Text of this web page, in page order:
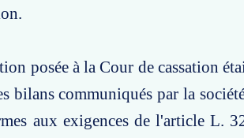
posée à la Cour de cassation
bilans communiqués par la
aux exigences de l'article L.